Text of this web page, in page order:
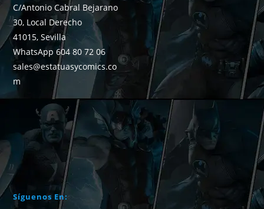
C/Antonio Cabral Bejarano
30, Local Derecho
41015, Sevilla
WhatsApp 604 80 72 06
sales@estatuasycomics.co
m
Síguenos En: